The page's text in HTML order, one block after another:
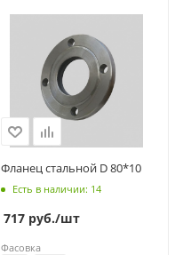
Фланец стальной D 80*10
Есть в наличии: 14
717 руб./шт
Фасовка